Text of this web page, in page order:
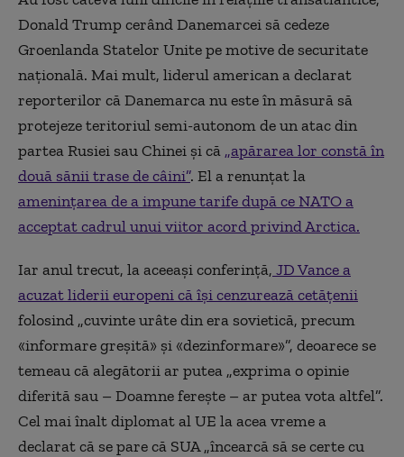
Donald Trump cerând Danemarcei să cedeze
Groenlanda Statelor Unite pe motive de securitate
națională. Mai mult, liderul american a declarat
reporterilor că Danemarca nu este în măsură să
protejeze teritoriul semi-autonom de un atac din
partea Rusiei sau Chinei și că „apărarea lor constă în
două sănii trase de câini”. El a renunțat la
amenințarea de a impune tarife după ce NATO a
acceptat cadrul unui viitor acord privind Arctica.
Iar anul trecut, la aceeași conferință, JD Vance a
acuzat liderii europeni că își cenzurează cetățenii
folosind „cuvinte urâte din era sovietică, precum
«informare greșită» și «dezinformare»”, deoarece se
temeau că alegătorii ar putea „exprima o opinie
diferită sau – Doamne ferește – ar putea vota altfel”.
Cel mai înalt diplomat al UE la acea vreme a
declarat că se pare că SUA „încearcă să se certe cu